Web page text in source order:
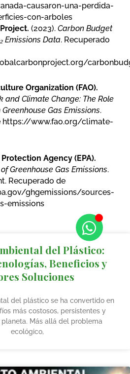
causaron-una-perdida-
con-arboles
(2023). Carbon Budget
Emissions Data. Recuperado
Organization (FAO).
and Climate Change: The Role
Gas Emissions.
https://www.fao.org/climate-
Agency (EPA).
Greenhouse Gas Emissions.
Recuperado de
ghgemissions/sources-
emissions
del Plástico:
Beneficios y
Soluciones
del plástico se ha convertido en
más costosos, persistentes y
Más allá del problema
ecológico,